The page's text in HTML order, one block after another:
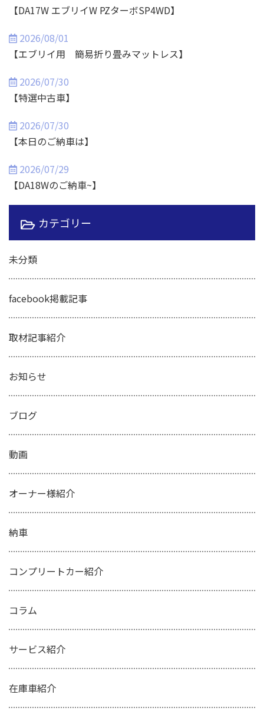
【DA17W エブリイW PZターボSP4WD】
2026/08/01
【エブリイ用 簡易折り畳みマットレス】
2026/07/30
【特選中古車】
2026/07/30
【本日のご納車は】
2026/07/29
【DA18Wのご納車~】
カテゴリー
未分類
facebook掲載記事
取材記事紹介
お知らせ
ブログ
動画
オーナー様紹介
納車
コンプリートカー紹介
コラム
サービス紹介
在庫車紹介